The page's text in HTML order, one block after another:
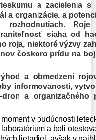
a zacielenia
a organizácie, a
rozhodnutiach.
siaha od
roja, niektoré výzvy
čoskoro prídu na
a obmedzení
informovanosti,
dron a organizačného
v budúcnosti
a boli